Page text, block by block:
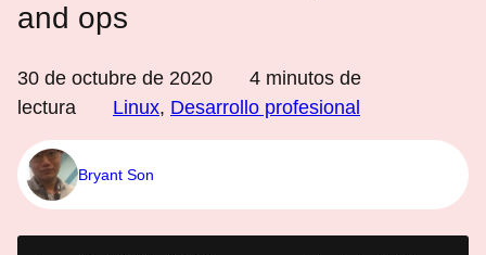
and ops
30 de octubre de 2020 4 minutos de
lectura
Linux, Desarrollo profesional
Bryant Son